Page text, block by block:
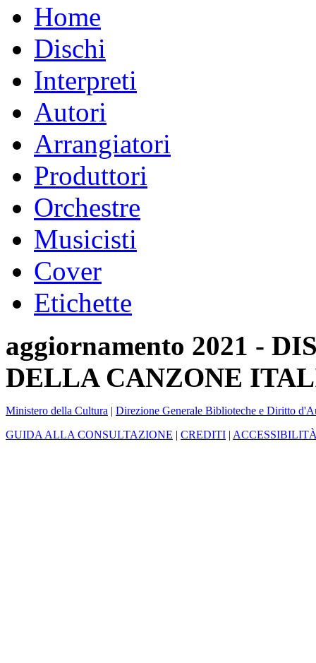
Home
Dischi
Interpreti
Autori
Arrangiatori
Produttori
Orchestre
Musicisti
Cover
Etichette
aggiornamento 2021 -
DELLA CANZONE
Ministero della Cultura | Direzione Generale Biblioteche e Diritto
GUIDA ALLA CONSULTAZIONE | CREDITI |